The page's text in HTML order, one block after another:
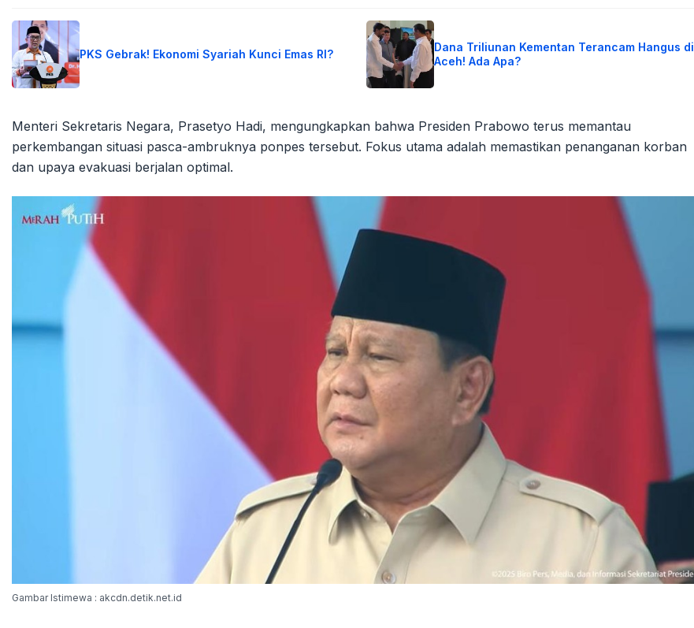
PKS Gebrak! Ekonomi Syariah Kunci Emas RI?
Dana Triliunan Kementan Terancam Hangus di
Aceh! Ada Apa?
Menteri Sekretaris Negara, Prasetyo Hadi, mengungkapkan bahwa Presiden Prabowo terus memantau
perkembangan situasi pasca-ambruknya ponpes tersebut. Fokus utama adalah memastikan penanganan korban
dan upaya evakuasi berjalan optimal.
Gambar Istimewa : akcdn.detik.net.id